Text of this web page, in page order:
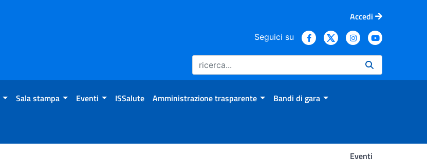
Accedi
Seguici su
Sala stampa Eventi ISSalute Amministrazione trasparente Bandi di gara
Eventi